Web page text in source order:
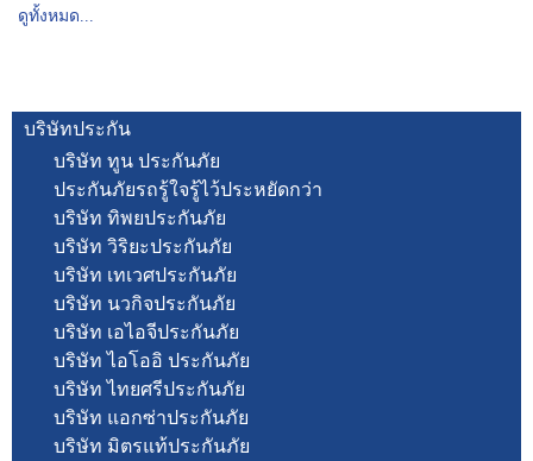
ดูทั้งหมด...
บริษัทประกัน
บริษัท ทูน ประกันภัย
ประกันภัยรถรู้ใจรู้ไว้ประหยัดกว่า
บริษัท ทิพยประกันภัย
บริษัท วิริยะประกันภัย
บริษัท เทเวศประกันภัย
บริษัท นวกิจประกันภัย
บริษัท เอไอจีประกันภัย
บริษัท ไอโออิ ประกันภัย
บริษัท ไทยศรีประกันภัย
บริษัท แอกซ่าประกันภัย
บริษัท มิตรแท้ประกันภัย